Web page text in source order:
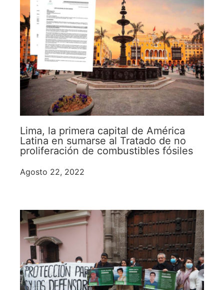
Lima, la primera capital de América
Latina en sumarse al Tratado de no
proliferación de combustibles fósiles
Agosto 22, 2022